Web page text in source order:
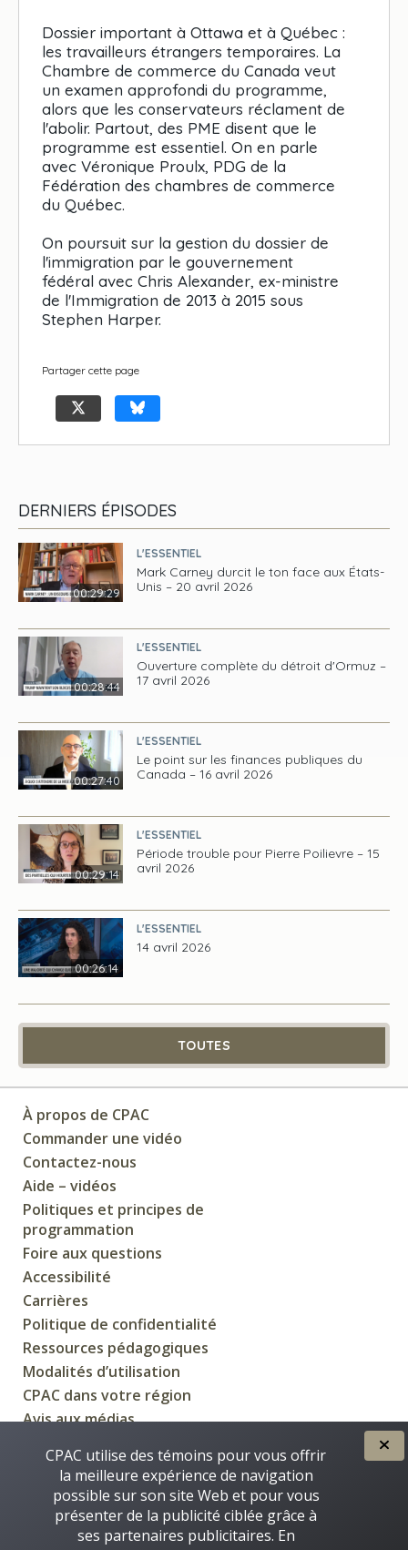
Dossier important à Ottawa et à Québec :
les travailleurs étrangers temporaires. La
Chambre de commerce du Canada veut
un examen approfondi du programme,
alors que les conservateurs réclament de
l'abolir. Partout, des PME disent que le
programme est essentiel. On en parle
avec Véronique Proulx, PDG de la
Fédération des chambres de commerce
du Québec.
On poursuit sur la gestion du dossier de
l'immigration par le gouvernement
fédéral avec Chris Alexander, ex-ministre
de l'Immigration de 2013 à 2015 sous
Stephen Harper.
Partager cette page
DERNIERS ÉPISODES
00:29:29
L'ESSENTIEL
Mark Carney durcit le ton face aux États-
Unis – 20 avril 2026
00:28:44
L'ESSENTIEL
Ouverture complète du détroit d'Ormuz –
17 avril 2026
00:27:40
L'ESSENTIEL
Le point sur les finances publiques du
Canada – 16 avril 2026
00:29:14
L'ESSENTIEL
Période trouble pour Pierre Poilievre – 15
avril 2026
00:26:14
L'ESSENTIEL
14 avril 2026
TOUTES
À propos de CPAC
Commander une vidéo
Contactez-nous
Aide – vidéos
Politiques et principes de
programmation
Foire aux questions
Accessibilité
Carrières
Politique de confidentialité
Ressources pédagogiques
Modalités d’utilisation
CPAC dans votre région
Avis aux médias
CRÉÉE POUR VOUS PAR
CPAC utilise des témoins pour vous offrir
la meilleure expérience de navigation
possible sur son site Web et pour vous
présenter de la publicité ciblée grâce à
ses partenaires publicitaires. En